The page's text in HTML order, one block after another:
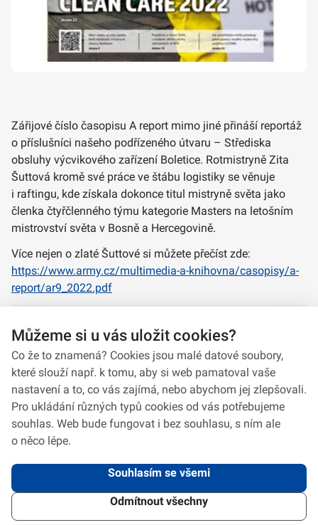
Zářijové číslo časopisu A report mimo jiné přináší reportáž
o příslušníci našeho podřízeného útvaru – Střediska
obsluhy výcvikového zařízení Boletice. Rotmistryně Zita
Šuttová kromě své práce ve štábu logistiky se věnuje
i raftingu, kde získala dokonce titul mistryně světa jako
členka čtyřčlenného týmu kategorie Masters na letošním
mistrovství světa v Bosně a Hercegovině.
Více nejen o zlaté Šuttové si můžete přečíst zde:
https://www.army.cz/multimedia-a-knihovna/casopisy/a-
report/ar9_2022.pdf
důstojnice VeV-VA
2026 © VeV-VA Vyškov • Informace jsou poskytovány v souladu se zákonem
Můžeme si u vás uložit cookies?
Co že to znamená? Cookies jsou malé datové soubory,
které slouží např. k tomu, aby si web pamatoval vaše
nastavení a to, co vás zajímá, nebo abychom jej zlepšovali.
Pro ukládání různých typů cookies od vás potřebujeme
souhlas. Web bude fungovat i bez souhlasu, s ním ale
o něco lépe.
Souhlasím se všemi
Odmítnout všechny